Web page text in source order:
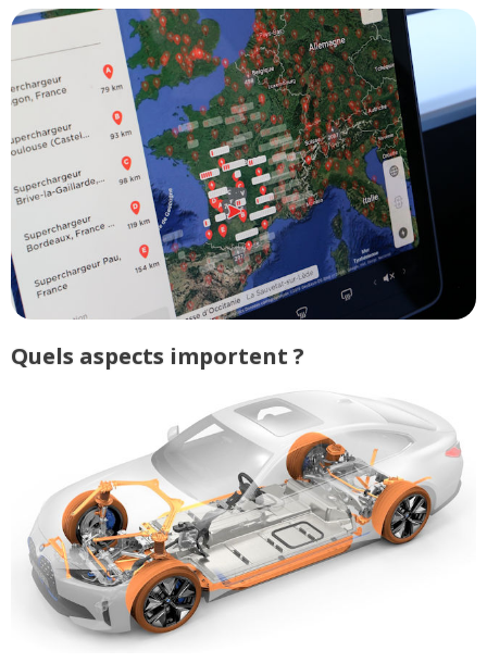
Quels aspects importent ?